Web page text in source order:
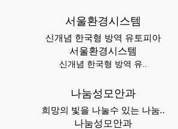
서울환경시스템
신개념 한국형 방역 유토피아
서울환경시스템
신개념 한국형 방역 유..
나눔성모안과
희망의 빛을 나눌수 있는 나눔..
나눔성모안과